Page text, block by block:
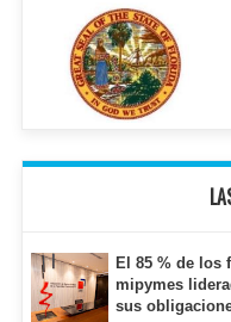
El 85 % de los
mipymes
sus